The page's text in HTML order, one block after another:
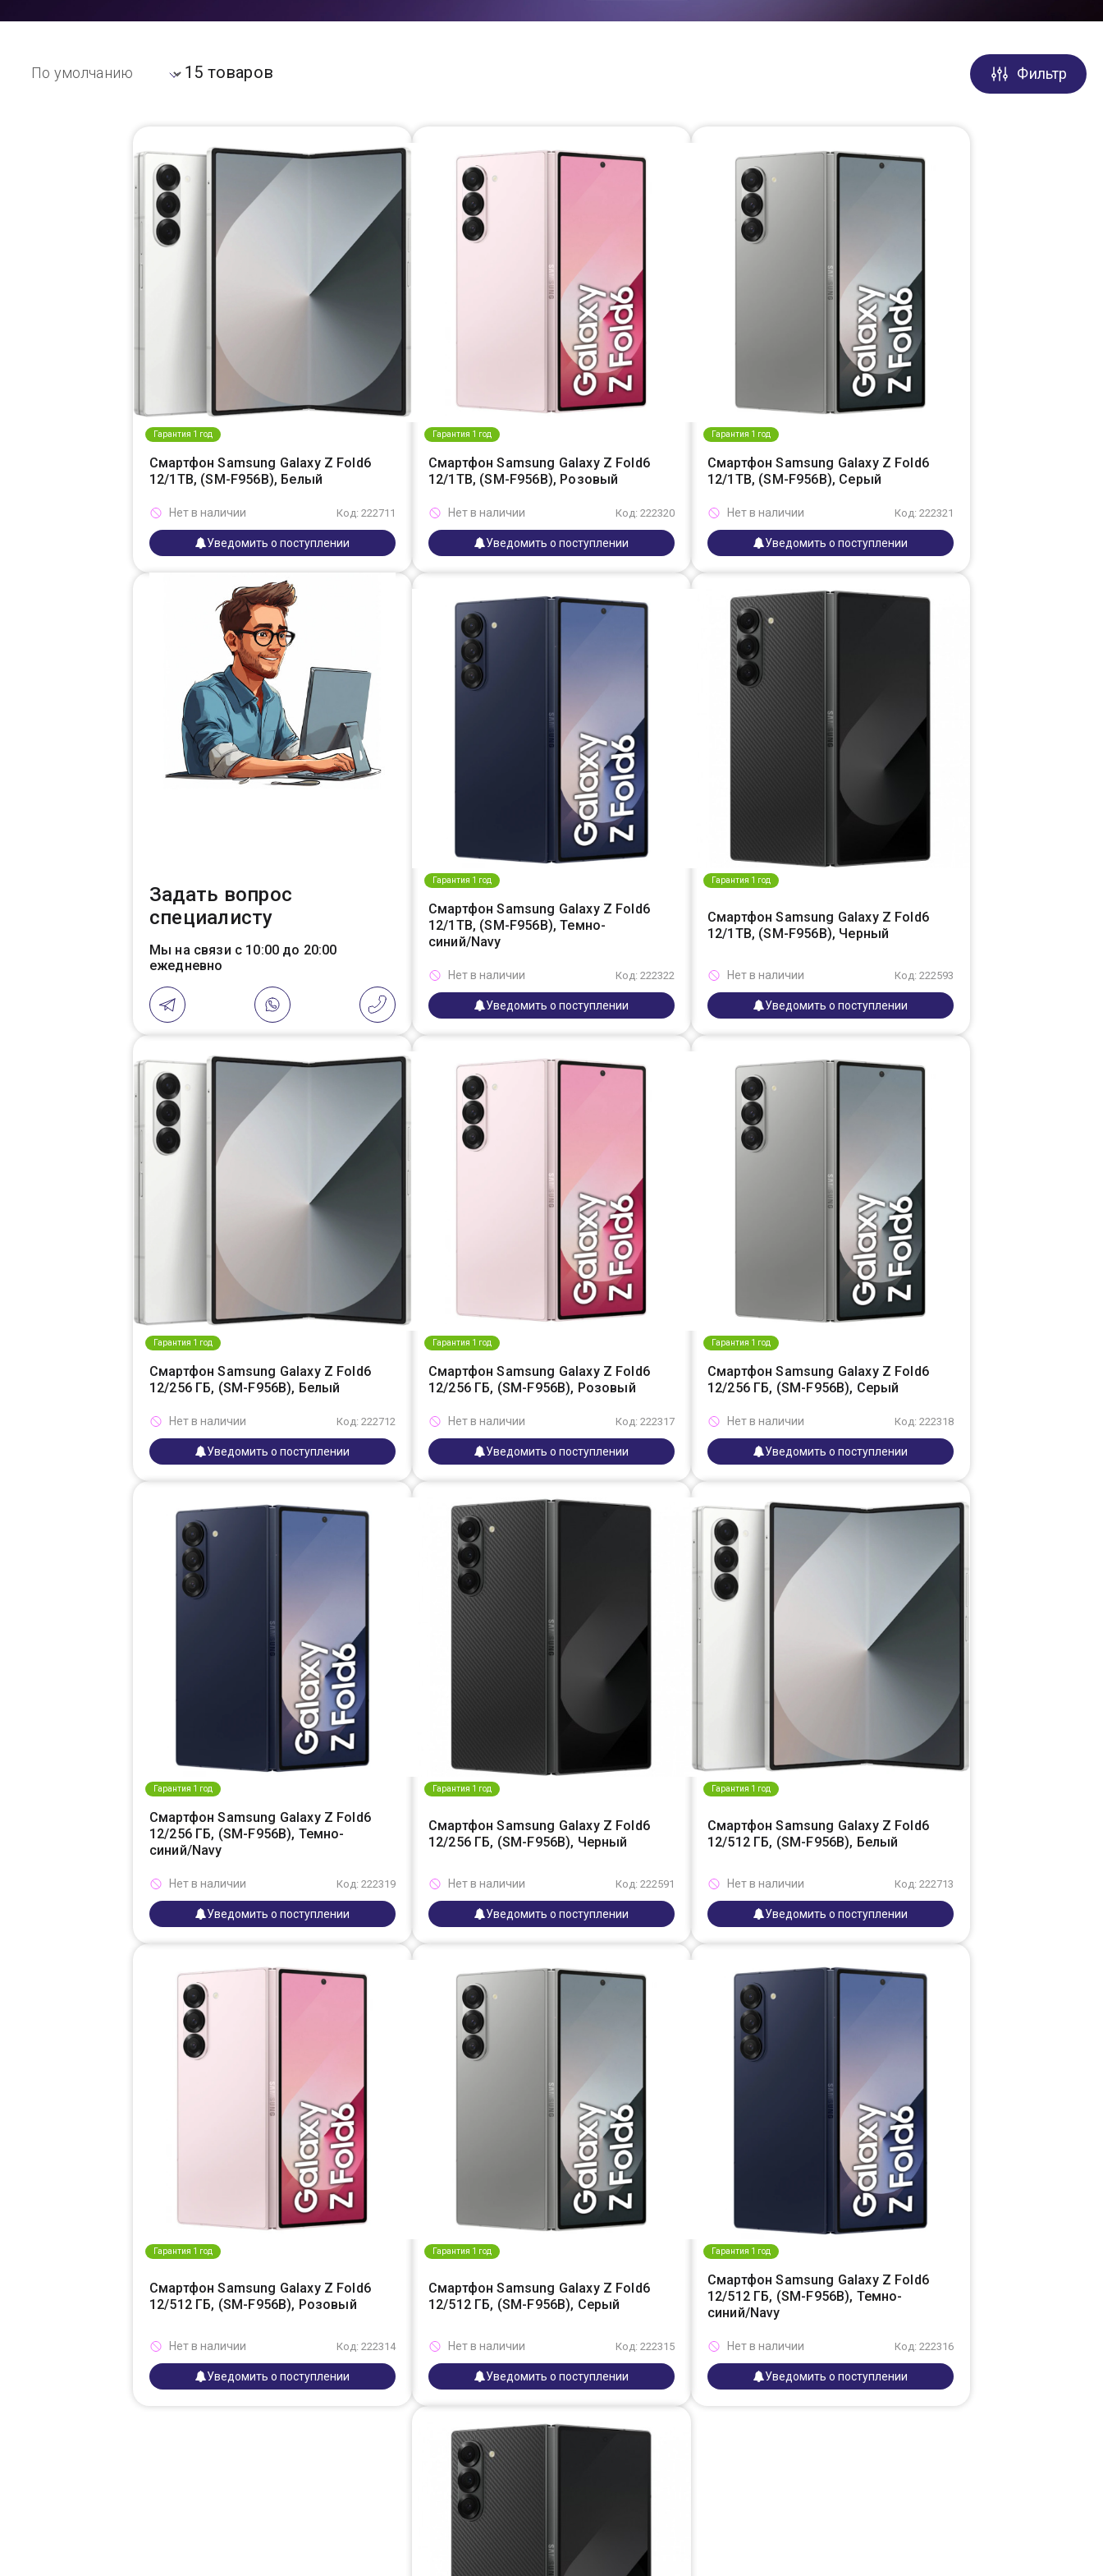
15 товаров Фильтр
Гарантия 1 год
Смартфон Samsung Galaxy Z Fold6
12/1TB, (SM-F956B), Белый
Код: 222711
Нет в наличии
Уведомить о поступлении
Гарантия 1 год
Смартфон Samsung Galaxy Z Fold6
12/1TB, (SM-F956B), Розовый
Код: 222320
Нет в наличии
Уведомить о поступлении
Гарантия 1 год
Смартфон Samsung Galaxy Z Fold6
12/1TB, (SM-F956B), Серый
Код: 222321
Нет в наличии
Уведомить о поступлении
Задать вопрос
специалисту
Мы на связи с 10:00 до 20:00
ежедневно
Гарантия 1 год
Смартфон Samsung Galaxy Z Fold6
12/1TB, (SM-F956B), Темно-
синий/Navy
Код: 222322
Нет в наличии
Уведомить о поступлении
Гарантия 1 год
Смартфон Samsung Galaxy Z Fold6
12/1TB, (SM-F956B), Черный
Код: 222593
Нет в наличии
Уведомить о поступлении
Гарантия 1 год
Смартфон Samsung Galaxy Z Fold6
12/256 ГБ, (SM-F956B), Белый
Код: 222712
Нет в наличии
Уведомить о поступлении
Гарантия 1 год
Смартфон Samsung Galaxy Z Fold6
12/256 ГБ, (SM-F956B), Розовый
Код: 222317
Нет в наличии
Уведомить о поступлении
Гарантия 1 год
Смартфон Samsung Galaxy Z Fold6
12/256 ГБ, (SM-F956B), Серый
Код: 222318
Нет в наличии
Уведомить о поступлении
Гарантия 1 год
Смартфон Samsung Galaxy Z Fold6
12/256 ГБ, (SM-F956B), Темно-
синий/Navy
Код: 222319
Нет в наличии
Уведомить о поступлении
Гарантия 1 год
Смартфон Samsung Galaxy Z Fold6
12/256 ГБ, (SM-F956B), Черный
Код: 222591
Нет в наличии
Уведомить о поступлении
Гарантия 1 год
Смартфон Samsung Galaxy Z Fold6
12/512 ГБ, (SM-F956B), Белый
Код: 222713
Нет в наличии
Уведомить о поступлении
Гарантия 1 год
Смартфон Samsung Galaxy Z Fold6
12/512 ГБ, (SM-F956B), Розовый
Код: 222314
Нет в наличии
Уведомить о поступлении
Гарантия 1 год
Смартфон Samsung Galaxy Z Fold6
12/512 ГБ, (SM-F956B), Серый
Код: 222315
Нет в наличии
Уведомить о поступлении
Гарантия 1 год
Смартфон Samsung Galaxy Z Fold6
12/512 ГБ, (SM-F956B), Темно-
синий/Navy
Код: 222316
Нет в наличии
Уведомить о поступлении